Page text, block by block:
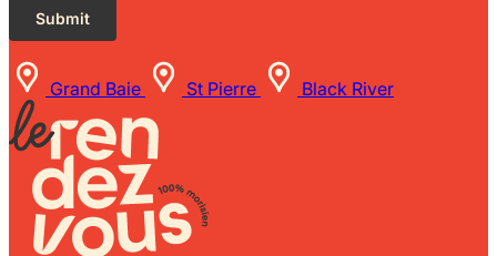
Grand Baie St Pierre Black River